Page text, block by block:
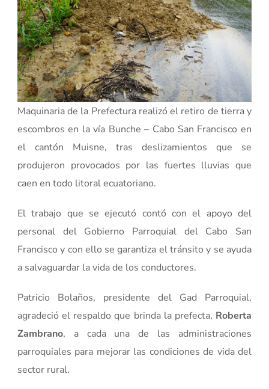
Maquinaria de la Prefectura realizó el retiro de tierra y
escombros en la vía Bunche – Cabo San Francisco en
el cantón Muisne, tras deslizamientos que se
produjeron provocados por las fuertes lluvias que
caen en todo litoral ecuatoriano.
El trabajo que se ejecutó contó con el apoyo del
personal del Gobierno Parroquial del Cabo San
Francisco y con ello se garantiza el tránsito y se ayuda
a salvaguardar la vida de los conductores.
Patricio Bolaños, presidente del Gad Parroquial,
agradeció el respaldo que brinda la prefecta, Roberta
Zambrano, a cada una de las administraciones
parroquiales para mejorar las condiciones de vida del
sector rural.